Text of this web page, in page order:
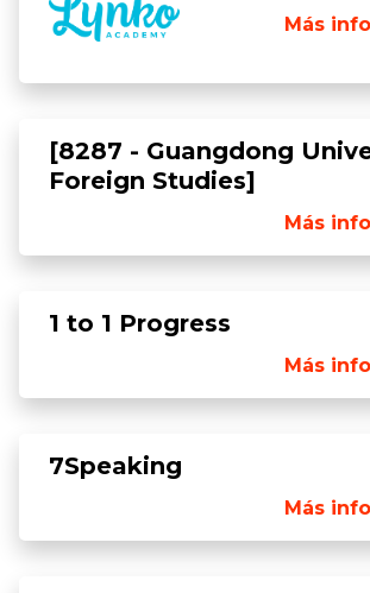
Más
[8287 - Guangdong
Foreign Studies]
Más
1 to 1 Progress
Más
7Speaking
Más